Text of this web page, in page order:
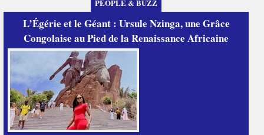
PEOPLE & BUZZ
L’Égérie et le Géant : Ursule Nzinga, une Grâce
Congolaise au Pied de la Renaissance Africaine